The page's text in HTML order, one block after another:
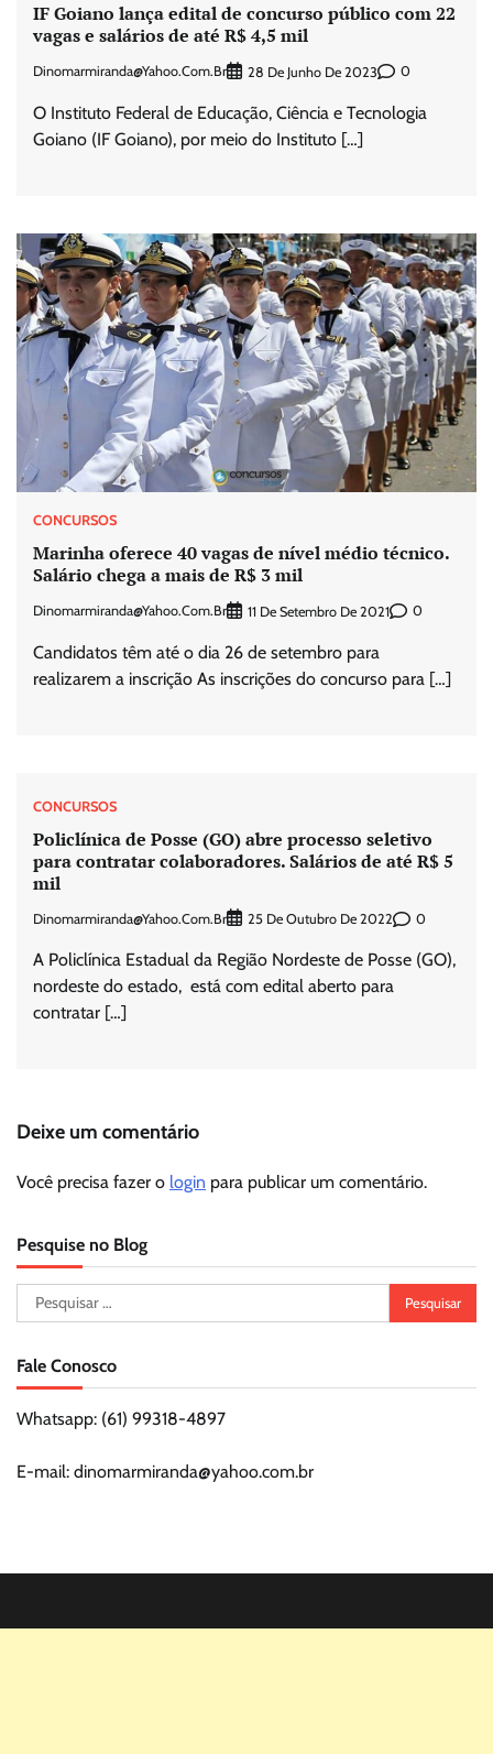
IF Goiano lança edital de concurso público com 22
vagas e salários de até R$ 4,5 mil
Dinomarmiranda@yahoo.com.br 28 De Junho De 2023 0
O Instituto Federal de Educação, Ciência e Tecnologia
Goiano (IF Goiano), por meio do Instituto […]
CONCURSOS
Marinha oferece 40 vagas de nível médio técnico.
Salário chega a mais de R$ 3 mil
Dinomarmiranda@yahoo.com.br 11 De Setembro De 2021 0
Candidatos têm até o dia 26 de setembro para
realizarem a inscrição As inscrições do concurso para […]
CONCURSOS
Policlínica de Posse (GO) abre processo seletivo
para contratar colaboradores. Salários de até R$ 5
mil
Dinomarmiranda@yahoo.com.br 25 De Outubro De 2022 0
A Policlínica Estadual da Região Nordeste de Posse (GO),
nordeste do estado, está com edital aberto para
contratar […]
Deixe um comentário
Você precisa fazer o login para publicar um comentário.
Pesquise no Blog
Pesquisar
por:
Fale Conosco
Whatsapp: (61) 99318-4897
E-mail: dinomarmiranda@yahoo.com.br